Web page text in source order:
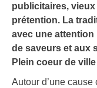
publicitaires,
prétention. La
avec une
de saveurs et aux
Plein coeur de ville
Autour d’une